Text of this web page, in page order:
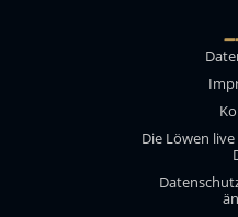
Die Löwen